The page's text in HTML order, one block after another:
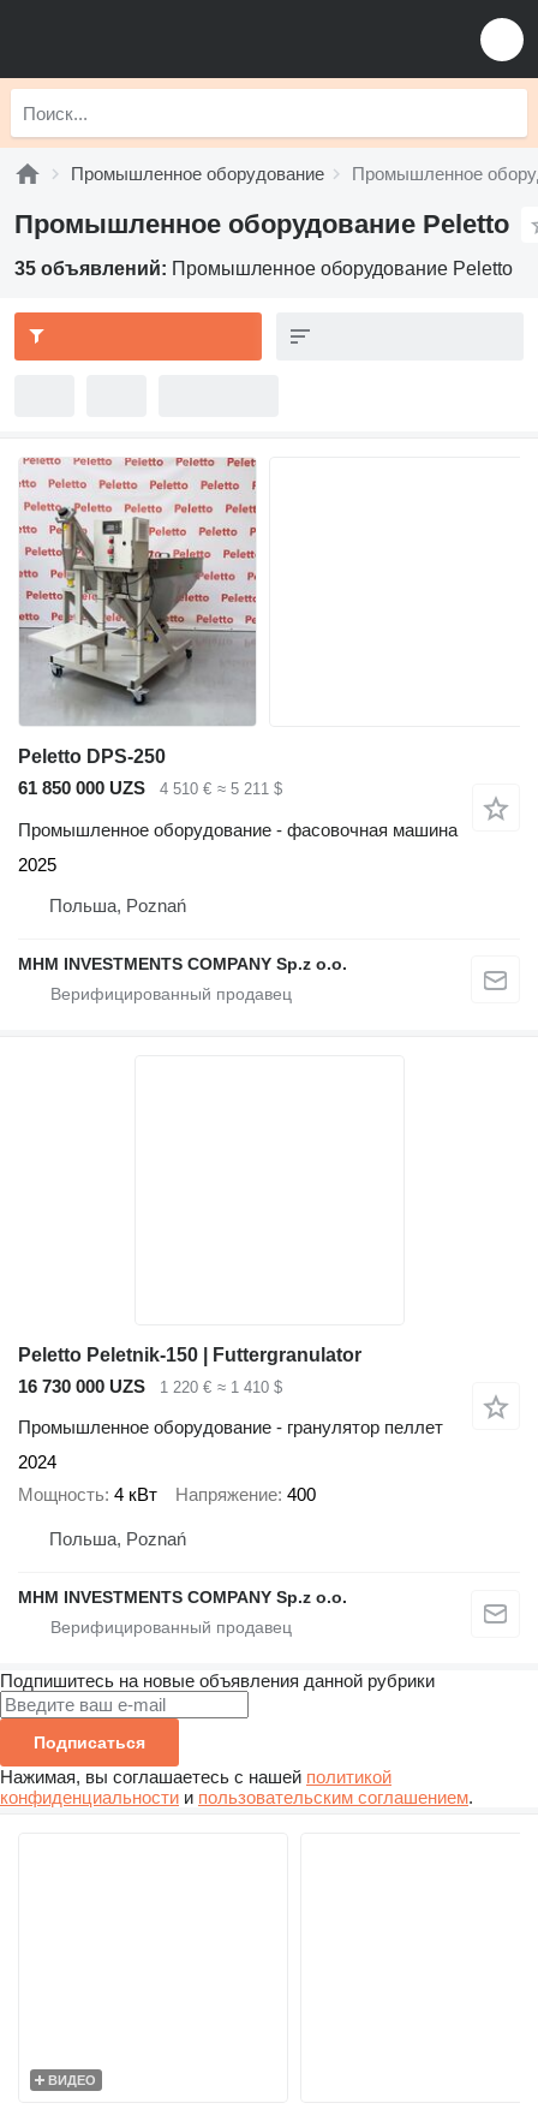
Промышленное оборудование Промышленное
Промышленное оборудование Peletto
35 объявлений: Промышленное оборудование Peletto
Peletto DPS-250
61 850 000 UZS
4 510 € ≈ 5 211 $
Промышленное оборудование - фасовочная машина
2025
Польша, Poznań
MHM INVESTMENTS COMPANY Sp.z o.o.
Peletto Peletnik-150 | Futtergranulator
16 730 000 UZS
1 220 € ≈ 1 410 $
Промышленное оборудование - гранулятор пеллет
2024
Мощность 4 кВт Напряжение 400
Польша, Poznań
MHM INVESTMENTS COMPANY Sp.z o.o.
Подпишитесь на новые объявления данной рубрики
Подписаться
Нажимая, вы соглашаетесь с нашей политикой
конфиденциальности и пользовательским соглашением.
ВИДЕО